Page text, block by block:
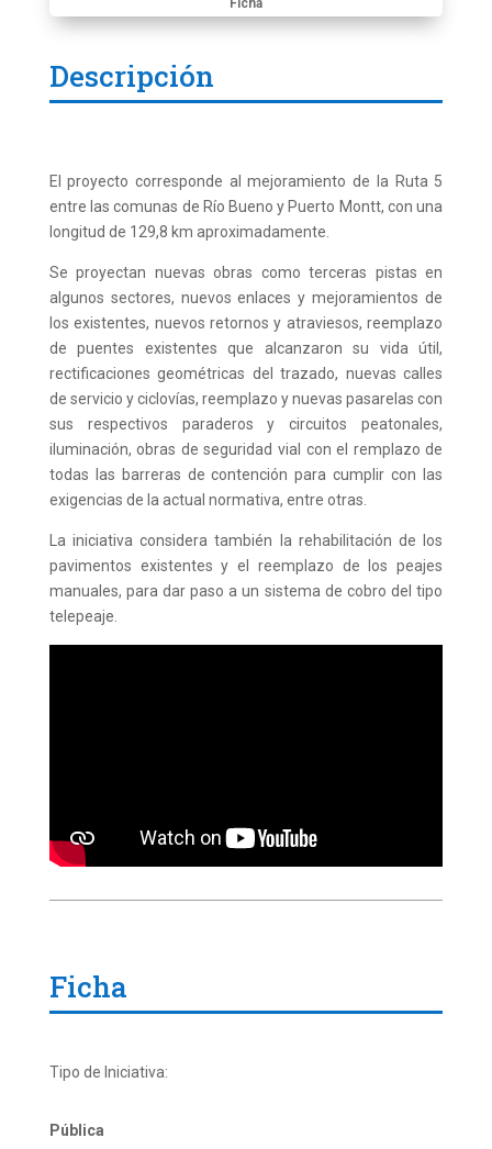
Ficha
Descripción
El proyecto corresponde al mejoramiento de la Ruta 5
entre las comunas de Río Bueno y Puerto Montt, con una
longitud de 129,8 km aproximadamente.
Se proyectan nuevas obras como terceras pistas en
algunos sectores, nuevos enlaces y mejoramientos de
los existentes, nuevos retornos y atraviesos, reemplazo
de puentes existentes que alcanzaron su vida útil,
rectificaciones geométricas del trazado, nuevas calles
de servicio y ciclovías, reemplazo y nuevas pasarelas con
sus respectivos paraderos y circuitos peatonales,
iluminación, obras de seguridad vial con el remplazo de
todas las barreras de contención para cumplir con las
exigencias de la actual normativa, entre otras.
La iniciativa considera también la rehabilitación de los
pavimentos existentes y el reemplazo de los peajes
manuales, para dar paso a un sistema de cobro del tipo
telepeaje.
Ficha
Tipo de Iniciativa:
Pública